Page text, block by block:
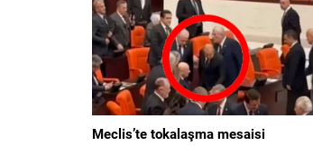
Meclis’te tokalaşma mesaisi